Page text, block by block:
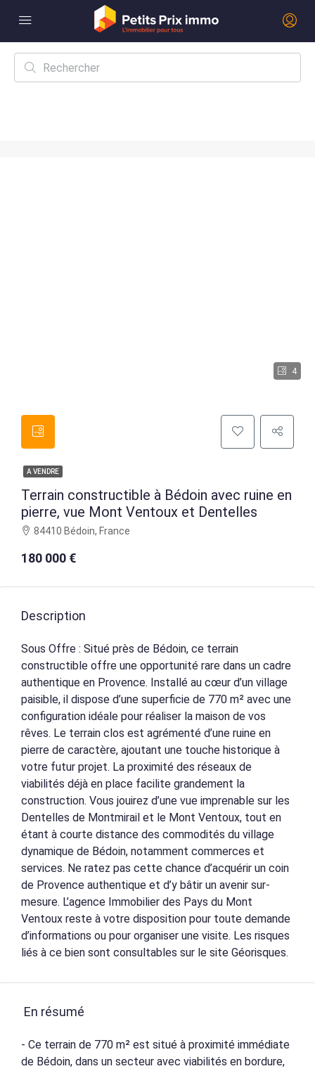
4
A VENDRE
Terrain constructible à Bédoin avec ruine en
pierre, vue Mont Ventoux et Dentelles
84410 Bédoin, France
180 000 €
Description
Sous Offre : Situé près de Bédoin, ce terrain
constructible offre une opportunité rare dans un cadre
authentique en Provence. Installé au cœur d’un village
paisible, il dispose d’une superficie de 770 m² avec une
configuration idéale pour réaliser la maison de vos
rêves. Le terrain clos est agrémenté d’une ruine en
pierre de caractère, ajoutant une touche historique à
votre futur projet. La proximité des réseaux de
viabilités déjà en place facilite grandement la
construction. Vous jouirez d’une vue imprenable sur les
Dentelles de Montmirail et le Mont Ventoux, tout en
étant à courte distance des commodités du village
dynamique de Bédoin, notamment commerces et
services. Ne ratez pas cette chance d’acquérir un coin
de Provence authentique et d’y bâtir un avenir sur-
mesure. L’agence Immobilier des Pays du Mont
Ventoux reste à votre disposition pour toute demande
d’informations ou pour organiser une visite. Les risques
liés à ce bien sont consultables sur le site Géorisques.
En résumé
- Ce terrain de 770 m² est situé à proximité immédiate
de Bédoin, dans un secteur avec viabilités en bordure,